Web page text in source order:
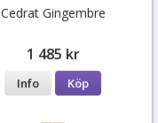
Cedrat Gingembre
1 485 kr
Info Köp